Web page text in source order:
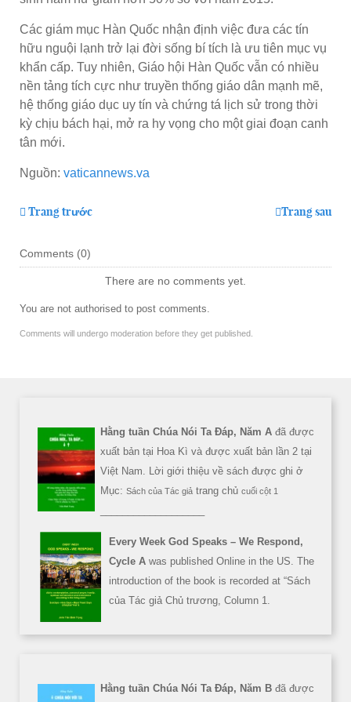
Các giám mục Hàn Quốc nhận định việc đưa các tín
hữu nguội lạnh trở lại đời sống bí tích là ưu tiên mục vụ
khẩn cấp. Tuy nhiên, Giáo hội Hàn Quốc vẫn có nhiều
nền tảng tích cực như truyền thống giáo dân mạnh mẽ,
hệ thống giáo dục uy tín và chứng tá lịch sử trong thời
kỳ chịu bách hại, mở ra hy vọng cho một giai đoạn canh
tân mới.
Nguồn: vaticannews.va
Trang trước Trang sau
Comments (0)
There are no comments yet.
You are not authorised to post comments.
Comments will undergo moderation before they get published.
Hằng tuần Chúa Nói Ta Đáp, Năm A đã được
xuất bản tại Hoa Kì và được xuất bản lần 2 tại
Việt Nam. Lời giới thiệu về sách được ghi ở
Mục: Sách của Tác giả trang chủ cuối cột 1
Every Week God Speaks – We Respond,
Cycle A was published Online in the US. The
introduction of the book is recorded at “Sách
của Tác giả Chủ trương, Column 1.
Hằng tuần Chúa Nói Ta Đáp, Năm B đã được